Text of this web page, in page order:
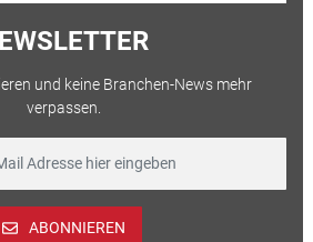
und keine Branchen-News mehr
verpassen.
ABONNIEREN